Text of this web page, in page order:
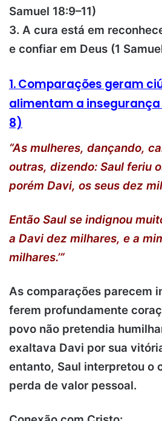
Samuel 18:9–11)
3. A cura está em
e confiar em Deus (1
1. Comparações geram
alimentam a insegurança
8)
“As mulheres, dançando,
outras, dizendo: Saul feriu
porém Davi, os seus dez
Então Saul se indignou
a Davi dez milhares, e a
milhares.’”
As comparações parecem
ferem profundamente
povo não pretendia
exaltava Davi por sua
entanto, Saul interpretou o
perda de valor pessoal.